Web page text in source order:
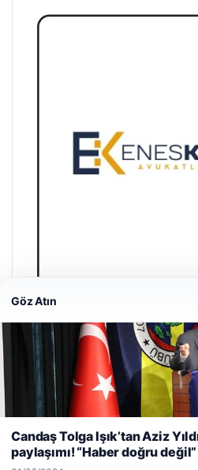
Enes Kaplan Avukatlık
28/04/2026
Web sitemizi nasıl kullandığınızı
kullanıyoruz.Çerez Politikamız
Reddet Kabul Et
Göz Atın
Candaş Tolga Işık’tan Aziz
paylaşımı! “Haber doğru